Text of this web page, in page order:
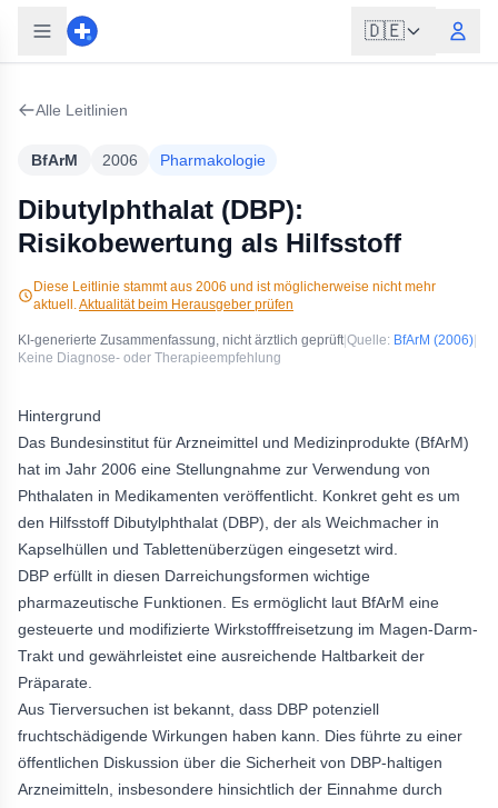
🇩🇪
Alle Leitlinien
BfArM 2006 Pharmakologie
Dibutylphthalat (DBP):
Risikobewertung als Hilfsstoff
Diese Leitlinie stammt aus 2006 und ist möglicherweise nicht mehr
aktuell.Aktualität beim Herausgeber prüfen
KI-generierte Zusammenfassung, nicht ärztlich geprüft|Quelle: BfArM (2006)
Keine Diagnose- oder Therapieempfehlung
Hintergrund
Das Bundesinstitut für Arzneimittel und Medizinprodukte (BfArM)
hat im Jahr 2006 eine Stellungnahme zur Verwendung von
Phthalaten in Medikamenten veröffentlicht. Konkret geht es um
den Hilfsstoff Dibutylphthalat (DBP), der als Weichmacher in
Kapselhüllen und Tablettenüberzügen eingesetzt wird.
DBP erfüllt in diesen Darreichungsformen wichtige
pharmazeutische Funktionen. Es ermöglicht laut BfArM eine
gesteuerte und modifizierte Wirkstofffreisetzung im Magen-Darm-
Trakt und gewährleistet eine ausreichende Haltbarkeit der
Präparate.
Aus Tierversuchen ist bekannt, dass DBP potenziell
fruchtschädigende Wirkungen haben kann. Dies führte zu einer
öffentlichen Diskussion über die Sicherheit von DBP-haltigen
Arzneimitteln, insbesondere hinsichtlich der Einnahme durch